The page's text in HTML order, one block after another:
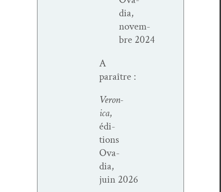
dia,
novem­
bre 2024
A
paraître :
Veron­
i­ca,
édi­
tions
Ova­
dia,
juin 2026